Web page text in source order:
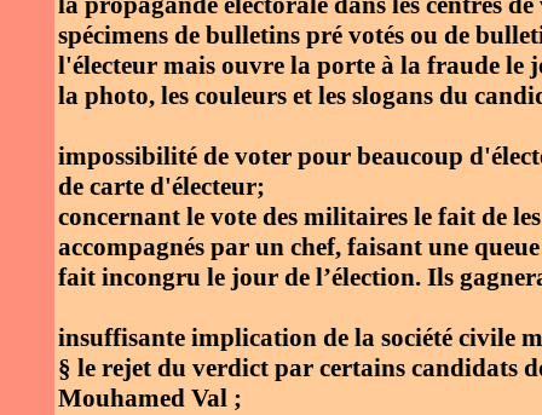
spécimens de bulletins pré votés ou de
l'électeur mais ouvre la porte à la fraude le
la photo, les couleurs et les slogans du
impossibilité de voter pour beaucoup
de carte d'électeur;
concernant le vote des militaires le fait de
accompagnés par un chef, faisant une
fait incongru le jour de l’élection. Ils
insuffisante implication de la société civile
§ le rejet du verdict par certains candidats
Mouhamed Val ;